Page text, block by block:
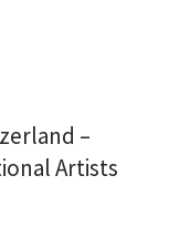
–
Artists